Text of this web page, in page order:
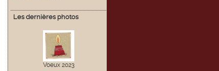
Les dernières photos
Voeux 2023